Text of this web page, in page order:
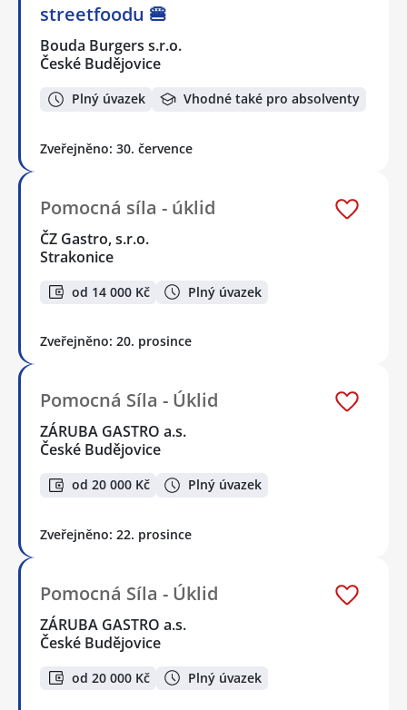
streetfoodu 🍔
Bouda Burgers s.r.o.
České Budějovice
Plný úvazek Vhodné také pro absolventy
Zveřejněno: 30. července
Pomocná síla - úklid
ČZ Gastro, s.r.o.
Strakonice
od 14 000 Kč Plný úvazek
Zveřejněno: 20. prosince
Pomocná Síla - Úklid
ZÁRUBA GASTRO a.s.
České Budějovice
od 20 000 Kč Plný úvazek
Zveřejněno: 22. prosince
Pomocná Síla - Úklid
ZÁRUBA GASTRO a.s.
České Budějovice
od 20 000 Kč Plný úvazek